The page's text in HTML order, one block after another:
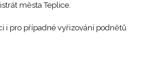
města Teplice.
i pro případné vyřizování podnětů